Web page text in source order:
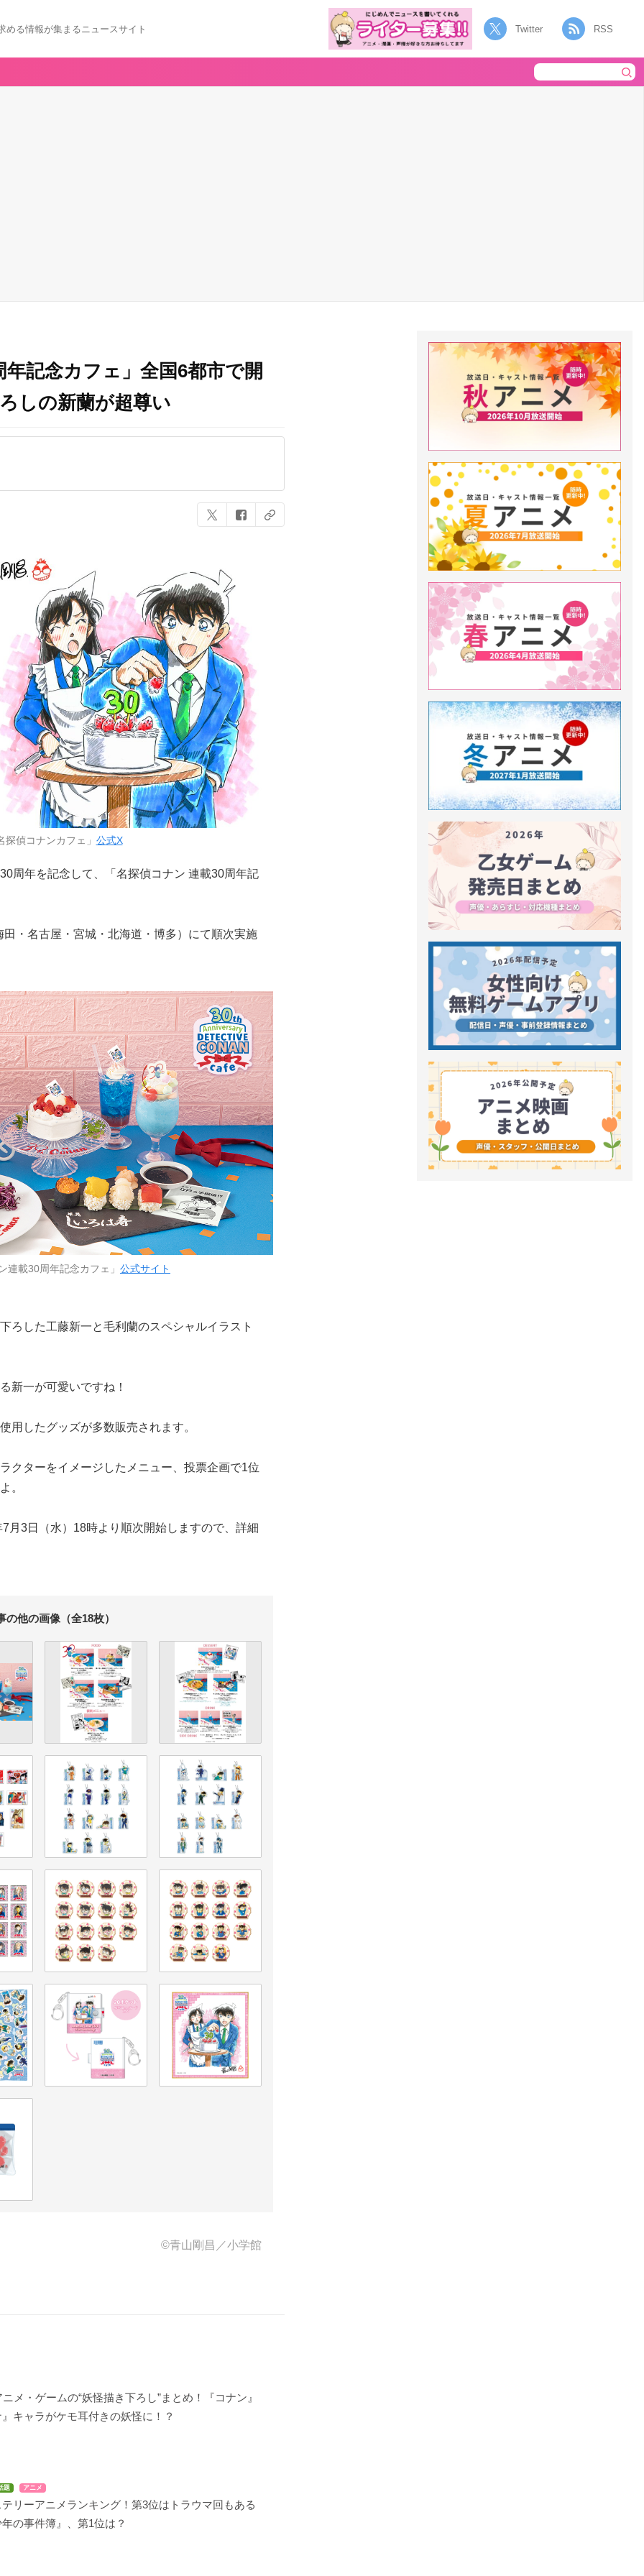
める情報が集まるニュースサイト Twitter RSS
記念カフェ」全国6都市で開
しの新蘭が超尊い
探偵コナンカフェ」 公式X
周年を記念して、「名探偵コナン 連載30周年記
・名古屋・宮城・北海道・博多）にて順次実施
連載30周年記念カフェ」 公式サイト
ろした工藤新一と毛利蘭のスペシャルイラスト
新一が可愛いですね！
用したグッズが多数販売されます。
クターをイメージしたメニュー、投票企画で1位
。
月3日（水）18時より順次開始しますので、詳細
の他の画像（全18枚）
©青山剛昌／小学館
メ・ゲームの“妖怪描き下ろし”まとめ！『コナン』
キャラがケモ耳付きの妖怪に！？
題 アニメ
リーアニメランキング！第3位はトラウマ回もある
の事件簿』、第1位は？